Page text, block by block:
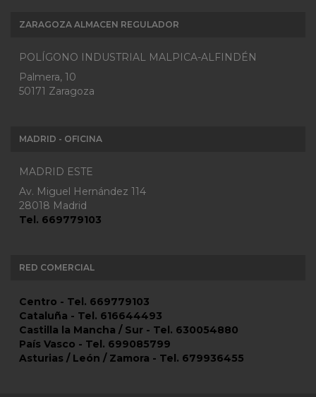
ZARAGOZA ALMACEN REGULADOR
POLÍGONO INDUSTRIAL MALPICA-ALFINDÉN
Palmera, 10
50171 Zaragoza
MADRID - OFICINA
MADRID ESTE
Av. Miguel Hernández 114
28018 Madrid
Tel. 669779103
RED COMERCIAL
Centro - Tel. 669779103
Cataluña - Tel. 616644493
Castilla la Mancha / Sur - Tel. 630054880
País Vasco - Tel. 699085799
Asturias / León / Zamora - Tel. 679936455